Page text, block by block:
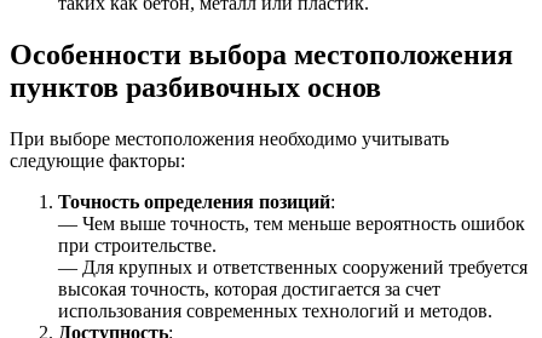
Особенности выбора местоположения
пунктов разбивочных основ
При выборе местоположения необходимо учитывать
следующие факторы:
Точность определения позиций:
— Чем выше точность, тем меньше вероятность ошибок
при строительстве.
— Для крупных и ответственных сооружений требуется
высокая точность, которая достигается за счет
использования современных технологий и методов.
Доступность: